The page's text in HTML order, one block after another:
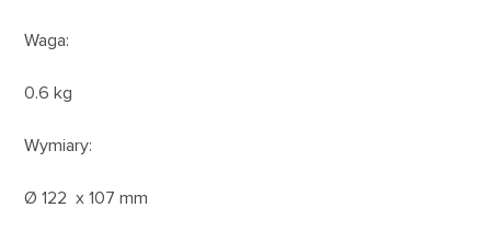
Waga:
0.6 kg
Wymiary:
Ø 122 x 107 mm